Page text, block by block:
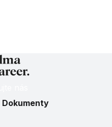
Dokumenty